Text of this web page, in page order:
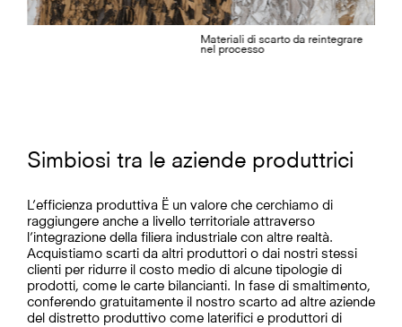
Materiali di scarto da reintegrare
nel processo
Simbiosi tra le aziende produttrici
L’efficienza produttiva Ë un valore che cerchiamo di
raggiungere anche a livello territoriale attraverso
l’integrazione della filiera industriale con altre realtà.
Acquistiamo scarti da altri produttori o dai nostri stessi
clienti per ridurre il costo medio di alcune tipologie di
prodotti, come le carte bilancianti. In fase di smaltimento,
conferendo gratuitamente il nostro scarto ad altre aziende
del distretto produttivo come laterifici e produttori di